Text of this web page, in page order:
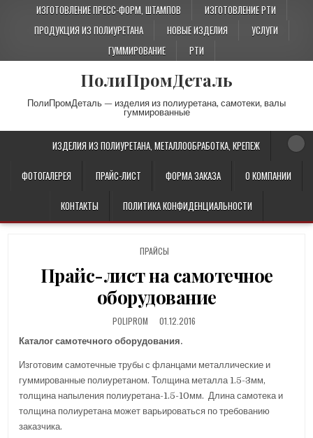
ИЗГОТОВЛЕНИЕ ПРЕСС-ФОРМ, ШТАМПОВ
ИЗГОТОВЛЕНИЕ РТИ
ПРОДУКЦИЯ ИЗ ПОЛИУРЕТАНА
НОВЫЕ ИЗДЕЛИЯ
УСЛУГИ
ГУММИРОВАНИЕ
РТИ
ПолиПромДеталь
ПолиПромДеталь — изделия из полиуретана, самотеки, валы
гуммированные
ИЗДЕЛИЯ ИЗ ПОЛИУРЕТАНА, МЕТАЛЛООБРАБОТКА, КРЕПЕЖ
ФОТОГАЛЕРЕЯ ПРАЙС-ЛИСТ ФОРМА ЗАКАЗА О КОМПАНИИ
КОНТАКТЫ ПОЛИТИКА КОНФИДЕНЦИАЛЬНОСТИ
P
S
T
E
D
I
ПРАЙСЫ
Прайс-лист на самотечное
оборудование
POLIPROM 01.12.2016
Каталог самотечного оборудования.
Изготовим самотечные трубы с фланцами металлические и
гуммированные полиуретаном. Толщина металла 1.5-3мм,
толщина напыления полиуретана-1.5-10мм. Длина самотека и
толщина полиуретана может варьироваться по требованию
заказчика.